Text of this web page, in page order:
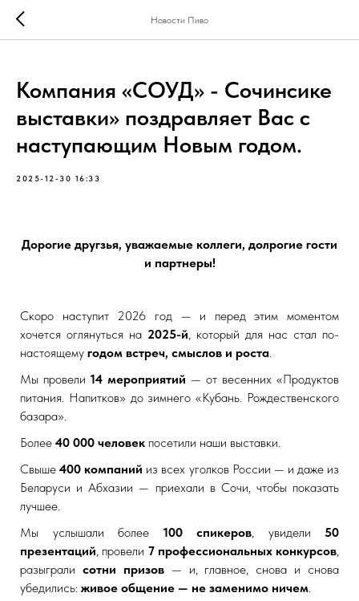
Новости Пиво
Компания «СОУД» - Сочинсике
выставки» поздравляет Вас с
наступающим Новым годом.
2025-12-30 16:33
Дорогие другзья, уважаемые коллеги, долрогие гости
и партнеры!
Скоро наступит 2026 год — и перед этим моментом
хочется оглянуться на 2025-й, который для нас стал по-
настоящему годом встреч, смыслов и роста.
Мы провели 14 мероприятий — от весенних «Продуктов
питания. Напитков» до зимнего «Кубань. Рождественского
базара».
Более 40 000 человек посетили наши выставки.
Свыше400 компаний из всех уголков России — и даже из
Беларуси и Абхазии — приехали в Сочи, чтобы показать
лучшее.
Мы услышали более 100 спикеров, увидели 50
презентаций, провели 7 профессиональных конкурсов,
разыграли сотни призов— и, главное, снова и снова
убедились: живое общение — не заменимо ничем.